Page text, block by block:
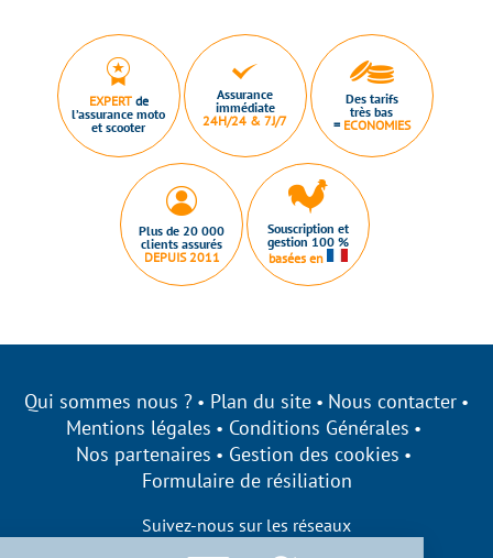
EXPERTde
l’assurance moto
et scooter
Assurance
immédiate
24H/24 & 7J/7
Des tarifs
très bas
= ECONOMIES
Plus de 20 000
clients assurés
DEPUIS 2011
Souscription et
gestion 100 %
basées en
Qui sommes nous ? Plan du site
Nous contacter
Mentions légales
Conditions Générales
Nos partenaires
Gestion des cookies
Formulaire de résiliation
Suivez-nous sur les réseaux